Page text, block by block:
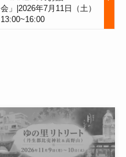
会」|2026年7月11日（土）
13:00~16:00